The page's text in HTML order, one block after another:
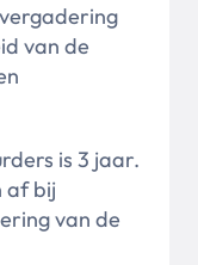
van de
is 3 jaar.
af bij
van de